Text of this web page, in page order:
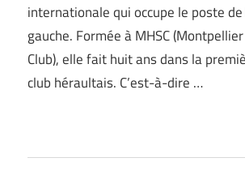
internationale qui occupe le poste
gauche. Formée à MHSC
Club), elle fait huit ans dans la
club héraultais. C’est-à-dire …